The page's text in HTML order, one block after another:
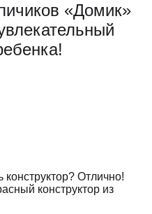
«Домик»
Отлично!
конструктор из